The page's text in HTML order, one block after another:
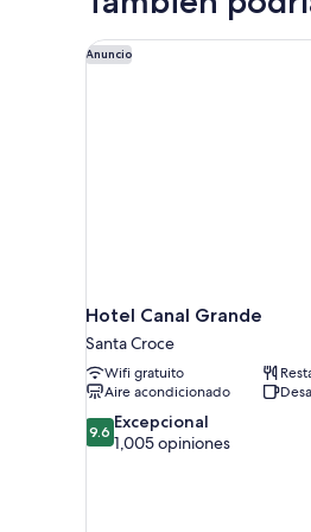
Anuncio
Hotel Canal Grande
Santa Croce
Wifi gratuito
Aire acondicionado
9.6
de
9.6 Excepcional
1,005 opiniones
Hotel Canal Grande